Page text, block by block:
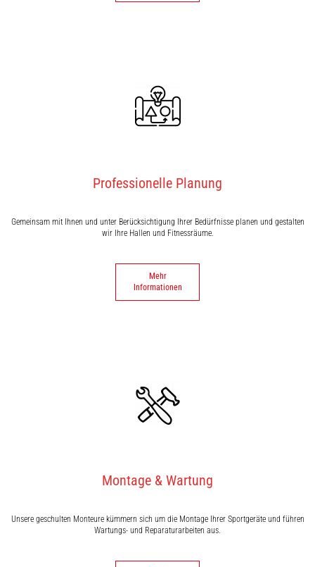
Professionelle Planung
Gemeinsam mit Ihnen und unter Berücksichtigung Ihrer Bedürfnisse planen und gestalten
wir Ihre Hallen und Fitnessräume.
Mehr
Informationen
Montage & Wartung
Unsere geschulten Monteure kümmern sich um die Montage Ihrer Sportgeräte und führen
Wartungs- und Reparaturarbeiten aus.